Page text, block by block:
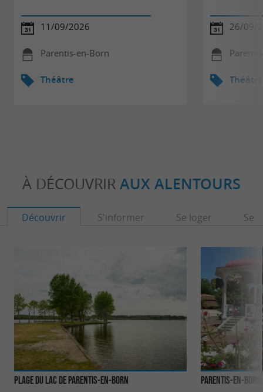
11/09/2026
Parentis-en-Born
Théâtre
26/09/
Théâtre
À DÉCOUVRIR AUX ALENTOURS
Découvrir S'informer Se loger Se
Plage du lac de Parentis-en-Born Parentis-en-Born